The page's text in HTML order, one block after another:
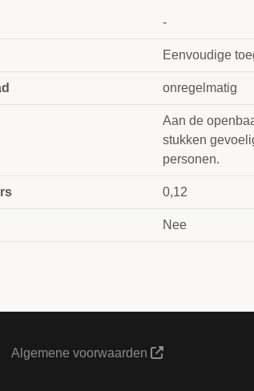
-
Eenvoudige
onregelmatig
Aan de
stukken
personen.
0,12
Nee
Algemene voorwaarden